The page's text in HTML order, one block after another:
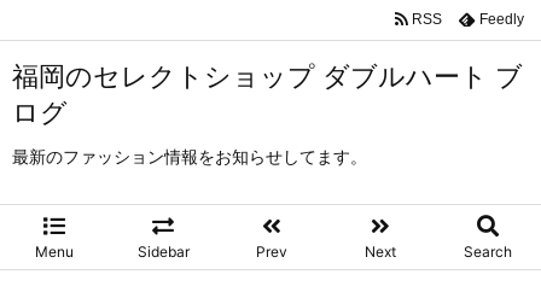
福岡のセレクトショップ ダブルハート ブ
ログ
最新のファッション情報をお知らせしてます。
Menu Sidebar Prev Next Search
RSS Feedly